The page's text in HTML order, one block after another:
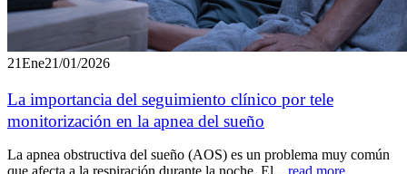
21Ene21/01/2026
La importancia del seguimiento clínico por tele
monitorización en la apnea del sueño
La apnea obstructiva del sueño (AOS) es un problema muy común
que afecta a la respiración durante la noche. El... read more